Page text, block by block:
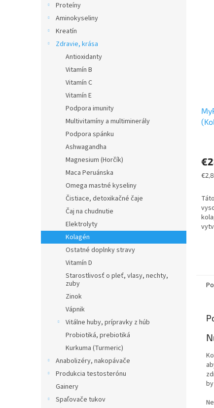
Proteíny
Aminokyseliny
Kreatín
Zdravie, krása
Antioxidanty
Vitamín B
Vitamín C
Vitamín E
Podpora imunity
Multivitamíny a multiminerály
Podpora spánku
Ashwagandha
Magnesium (Horčík)
Maca Peruánska
Omega mastné kyseliny
Čistiace, detoxikačné čaje
Čaj na chudnutie
Elektrolyty
Kolagén
Ostatné doplnky stravy
Vitamín D
Starostlivosť o pleť, vlasy, nechty,
zuby
Zinok
Vápnik
Vitálne huby, prípravky z húb
Probiotiká, prebiotiká
Kurkuma (Turmeric)
Anabolizéry, nakopávače
Produkcia testosterónu
Gainery
Spaľovače tukov